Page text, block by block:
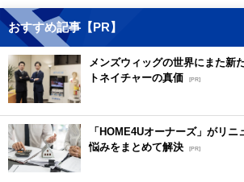
おすすめ記事【PR】
メンズウィッグの世界にまた新
トネイチャーの真価 [PR]
「HOME4Uオーナーズ」がリ
悩みをまとめて解決 [PR]